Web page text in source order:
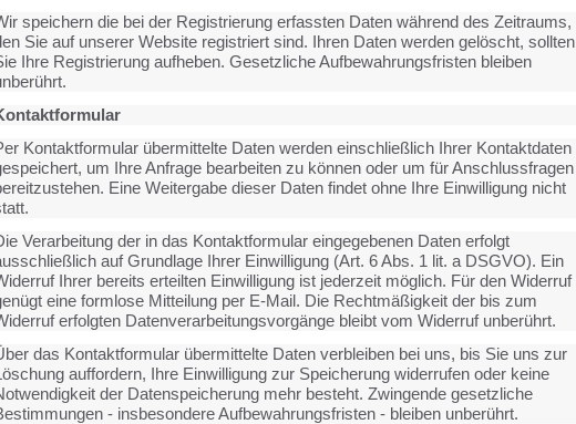
speichern die bei der Registrierung erfassten Daten während des Zeitraums,
Sie auf unserer Website registriert sind. Ihren Daten werden gelöscht, sollten
Ihre Registrierung aufheben. Gesetzliche Aufbewahrungsfristen bleiben
Kontaktformular übermittelte Daten werden einschließlich Ihrer Kontaktdaten
um Ihre Anfrage bearbeiten zu können oder um für Anschlussfragen
Eine Weitergabe dieser Daten findet ohne Ihre Einwilligung nicht
Verarbeitung der in das Kontaktformular eingegebenen Daten erfolgt
auf Grundlage Ihrer Einwilligung (Art. 6 Abs. 1 lit. a DSGVO). Ein
Ihrer bereits erteilten Einwilligung ist jederzeit möglich. Für den Widerruf
eine formlose Mitteilung per E-Mail. Die Rechtmäßigkeit der bis zum
erfolgten Datenverarbeitungsvorgänge bleibt vom Widerruf unberührt.
das Kontaktformular übermittelte Daten verbleiben bei uns, bis Sie uns zur
auffordern, Ihre Einwilligung zur Speicherung widerrufen oder keine
der Datenspeicherung mehr besteht. Zwingende gesetzliche
- insbesondere Aufbewahrungsfristen - bleiben unberührt.